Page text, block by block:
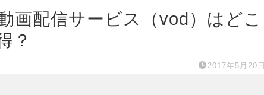
画配信サービス（vod）はどこ
？
2017年5月20日